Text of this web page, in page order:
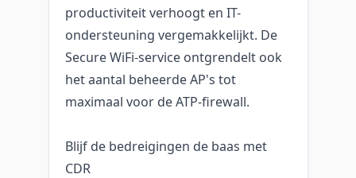
productiviteit verhoogt en IT-
ondersteuning vergemakkelijkt. De
Secure WiFi-service ontgrendelt ook
het aantal beheerde AP's tot
maximaal voor de ATP-firewall.
Blijf de bedreigingen de baas met
CDR